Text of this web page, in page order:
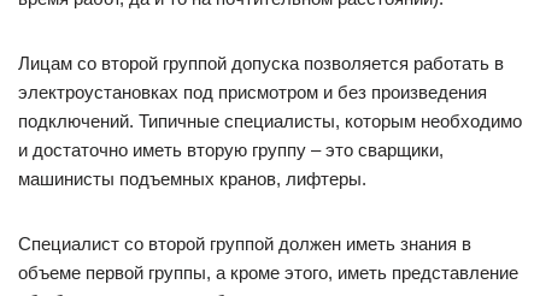
Лицам со второй группой допуска позволяется работать в
электроустановках под присмотром и без произведения
подключений. Типичные специалисты, которым необходимо
и достаточно иметь вторую группу – это сварщики,
машинисты подъемных кранов, лифтеры.
Специалист со второй группой должен иметь знания в
объеме первой группы, а кроме этого, иметь представление